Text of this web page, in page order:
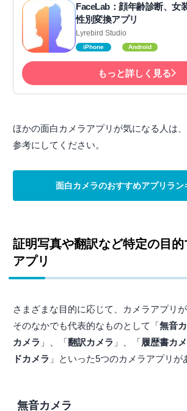
FaceLab：顔年齢診断、女
性別変換アプリ
Lyrebird Studio
iPhone Android
もっと詳しく見る
ほかの面白カメラアプリが気になる人は
参考にしてください。
面白カメラのおすすめアプリラン
証明写真や翻訳など特定の目的
アプリ
さまざまな目的に応じて、カメラアプリが
そのなかでも代表的なものとして「無音
カメラ 」、「翻訳カメラ 」、「履歴書カ
ドカメラ 」といった5つのカメラアプリが
無音カメラ